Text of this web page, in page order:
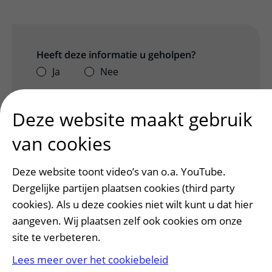
Heeft deze informatie u geholpen?
Ja
Nee
Patiënt en bezoek
Deze website maakt gebruik
van cookies
Deze website toont video’s van o.a. YouTube.
Dergelijke partijen plaatsen cookies (third party
cookies). Als u deze cookies niet wilt kunt u dat hier
aangeven. Wij plaatsen zelf ook cookies om onze
site te verbeteren.
Lees meer over het cookiebeleid